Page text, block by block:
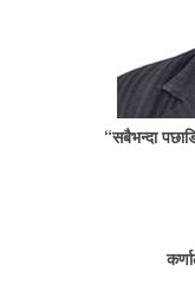
“सबैभन्दा